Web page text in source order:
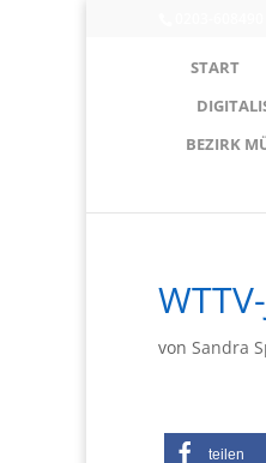
START
BEZIRK
von Sandra
teilen